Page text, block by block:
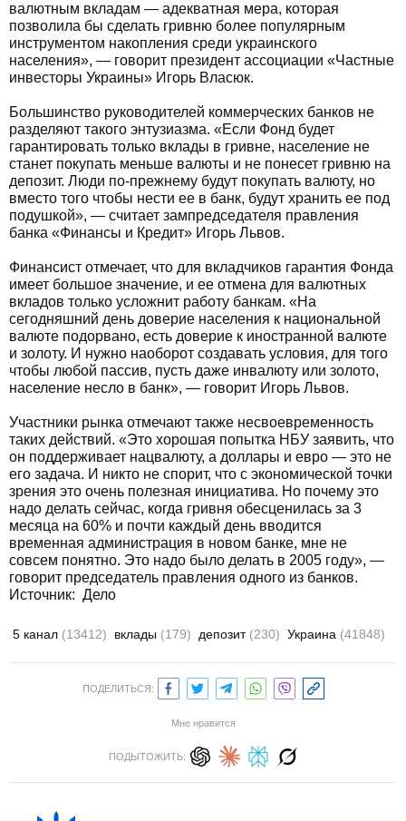
валютным вкладам — адекватная мера, которая
позволила бы сделать гривню более популярным
инструментом накопления среди украинского
населения», — говорит президент ассоциации «Частные
инвесторы Украины» Игорь Власюк.
Большинство руководителей коммерческих банков не
разделяют такого энтузиазма. «Если Фонд будет
гарантировать только вклады в гривне, население не
станет покупать меньше валюты и не понесет гривню на
депозит. Люди по-прежнему будут покупать валюту, но
вместо того чтобы нести ее в банк, будут хранить ее под
подушкой», — считает зампредседателя правления
банка «Финансы и Кредит» Игорь Львов.
Финансист отмечает, что для вкладчиков гарантия Фонда
имеет большое значение, и ее отмена для валютных
вкладов только усложнит работу банкам. «На
сегодняшний день доверие населения к национальной
валюте подорвано, есть доверие к иностранной валюте
и золоту. И нужно наоборот создавать условия, для того
чтобы любой пассив, пусть даже инвалюту или золото,
население несло в банк», — говорит Игорь Львов.
Участники рынка отмечают также несвоевременность
таких действий. «Это хорошая попытка НБУ заявить, что
он поддерживает нацвалюту, а доллары и евро — это не
его задача. И никто не спорит, что с экономической точки
зрения это очень полезная инициатива. Но почему это
надо делать сейчас, когда гривня обесценилась за 3
месяца на 60% и почти каждый день вводится
временная администрация в новом банке, мне не
совсем понятно. Это надо было делать в 2005 году», —
говорит председатель правления одного из банков.
Источник: Дело
5 канал (13412) вклады (179) депозит (230) Украина (41848)
ПОДЕЛИТЬСЯ:
Мне нравится
ПОДЫТОЖИТЬ: